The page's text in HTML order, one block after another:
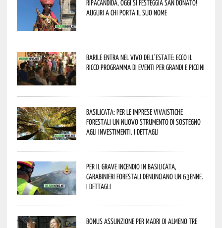
Ripacandida, oggi si festeggia San Donato!
Auguri a chi porta il suo nome
Barile entra nel vivo dell’estate: ecco il
ricco programma di eventi per grandi e piccini
Basilicata: per le imprese vivaistiche
forestali un nuovo strumento di sostegno
agli investimenti. I dettagli
Per il grave incendio in Basilicata,
Carabinieri forestali denunciano un 63enne.
I dettagli
Bonus assunzione per madri di almeno tre